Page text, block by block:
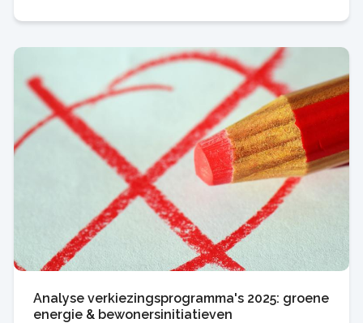
Analyse verkiezingsprogramma's 2025: groene
energie & bewonersinitiatieven